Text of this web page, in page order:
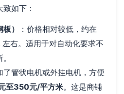
如下：
）
：价格相对较低，约在
左右。适用于对自动化要求不
了管状电机或外挂电机，方便
至350元/平方米。这是商铺